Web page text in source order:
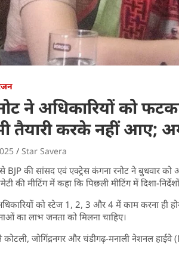
ने अधिकारियों को
तैयारी करके नहीं आए;
Star Savera
BJP की सांसद एवं एक्ट्रेस कंगना रनोट ने बुधवार को
की मीटिंग में कहा कि पिछली मीटिंग में दिशा-
को स्टेज 1, 2, 3 और 4 में काम करना ही
का लाभ जनता को मिलना चाहिए।
कोटली, जोगिंद्रनगर और चंडीगढ़-मनाली नेशनल